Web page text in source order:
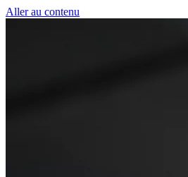
Aller au contenu
Panneau de gestion des cookies